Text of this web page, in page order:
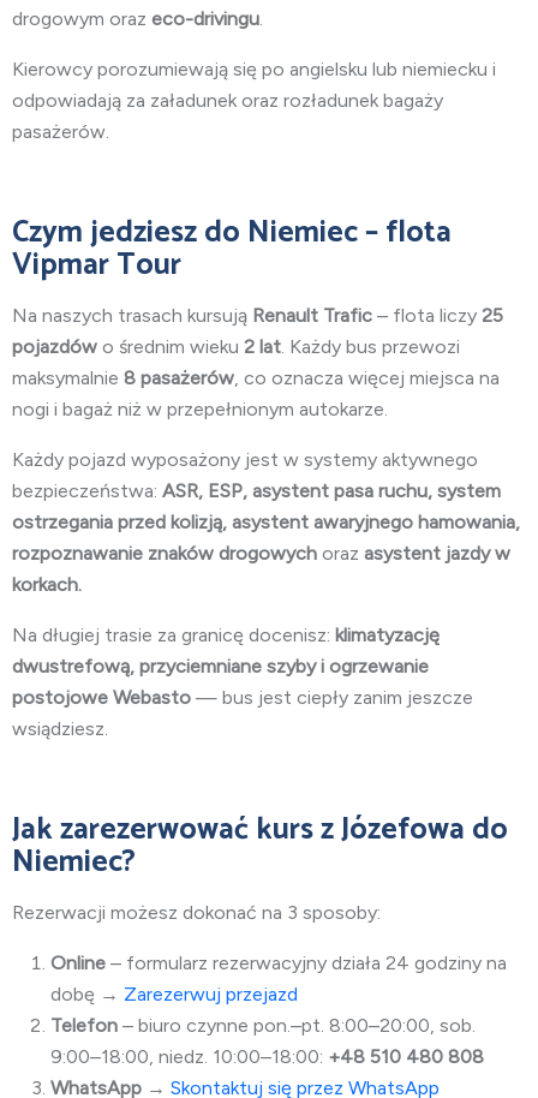
drogowym oraz eco-drivingu
Kierowcy porozumiewają się po angielsku lub niemiecku i
odpowiadają za załadunek oraz rozładunek bagaży
pasażerów.
Czym jedziesz do Niemiec – flota
Vipmar Tour
Na naszych trasach kursują Renault Trafic – flota liczy 25
pojazdów o średnim wieku 2 lat . Każdy bus przewozi
maksymalnie 8 pasażerów , co oznacza więcej miejsca na
nogi i bagaż niż w przepełnionym autokarze.
Każdy pojazd wyposażony jest w systemy aktywnego
bezpieczeństwa: ASR, ESP, asystent pasa ruchu, system
ostrzegania przed kolizją, asystent awaryjnego hamowania,
rozpoznawanie znaków drogowych oraz asystent jazdy w
korkach.
Na długiej trasie za granicę docenisz: klimatyzację
dwustrefową, przyciemniane szyby i ogrzewanie
postojowe Webasto — bus jest ciepły zanim jeszcze
wsiądziesz.
Jak zarezerwować kurs z Józefowa do
Niemiec?
Rezerwacji możesz dokonać na 3 sposoby:
Online – formularz rezerwacyjny działa 24 godziny na
dobę → Zarezerwuj przejazd
Telefon – biuro czynne pon.–pt. 8:00–20:00, sob.
9:00–18:00, niedz. 10:00–18:00: +48 510 480 808
WhatsApp → Skontaktuj się przez WhatsApp